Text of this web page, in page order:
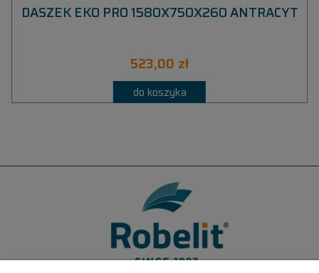
DASZEK EKO PRO 1580X750X260 ANTRACYT
523,00 zł
do koszyka